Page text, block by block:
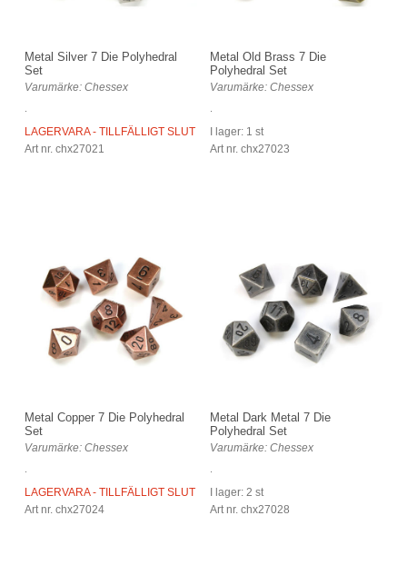
Metal Silver 7 Die Polyhedral
Set
Varumärke: Chessex
LAGERVARA - TILLFÄLLIGT SLUT
Art nr. chx27021
Metal Old Brass 7 Die
Polyhedral Set
Varumärke: Chessex
I lager: 1 st
Art nr. chx27023
Metal Copper 7 Die Polyhedral
Set
Varumärke: Chessex
LAGERVARA - TILLFÄLLIGT SLUT
Art nr. chx27024
Metal Dark Metal 7 Die
Polyhedral Set
Varumärke: Chessex
I lager: 2 st
Art nr. chx27028